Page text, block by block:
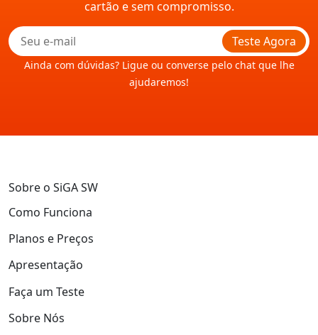
cartão e sem compromisso.
Teste Agora
Ainda com dúvidas? Ligue ou converse pelo chat que lhe
ajudaremos!
Sobre o SiGA SW
Como Funciona
Planos e Preços
Apresentação
Faça um Teste
Sobre Nós